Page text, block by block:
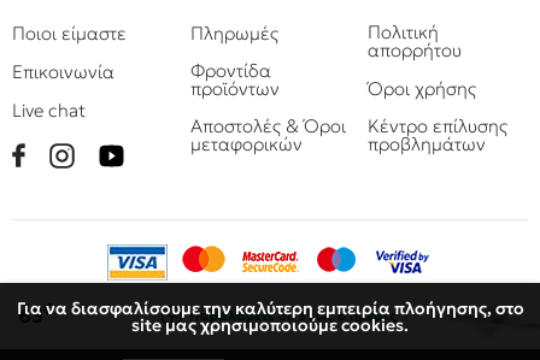
Για να διασφαλίσουμε την καλύτερη εμπειρία πλοήγησης, στο
site μας χρησιμοποιούμε cookies.
65 € Παραλάβετε σε 3 έως 6 ημέρες
Ποιοι είμαστε
Επικοινωνία
Live chat
Πληρωμές
Φροντίδα
προϊόντων
Αποστολές & Όροι
μεταφορικών
Πολιτική
απορρήτου
Όροι χρήσης
Κέντρο επίλυσης
προβλημάτων
© 2010 - 2026 Όμιλος επιχειρήσεων Πιτσουλάκης
Ρομπογιαννάκης